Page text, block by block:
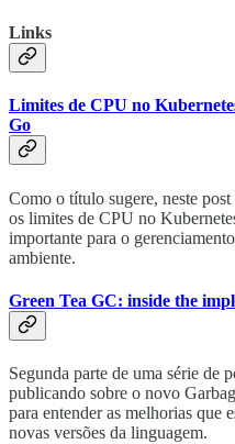
Links
Limites de CPU no
Go
Como o título sugere, neste
os limites de CPU no
importante para o
ambiente.
Green Tea GC: inside the
Segunda parte de uma série de
publicando sobre o novo
para entender as melhorias que
novas versões da linguagem.